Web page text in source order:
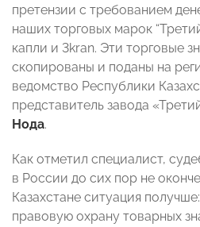
претензии с требованием
наших торговых марок
капли и 3kran. Эти торговые
скопированы и поданы на
ведомство Республики
представитель завода
Нода.
Как отметил специалист,
в России до сих пор не
Казахстане ситуация
правовую охрану товарных